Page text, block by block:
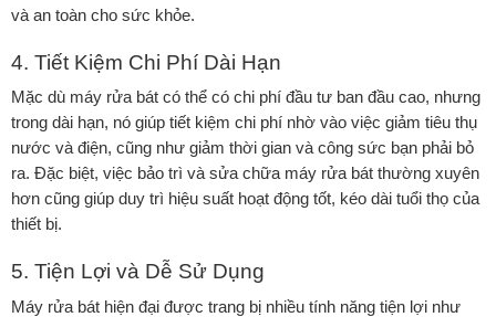
và an toàn cho sức khỏe.
4. Tiết Kiệm Chi Phí Dài Hạn
Mặc dù máy rửa bát có thể có chi phí đầu tư ban đầu cao, nhưng
trong dài hạn, nó giúp tiết kiệm chi phí nhờ vào việc giảm tiêu thụ
nước và điện, cũng như giảm thời gian và công sức bạn phải bỏ
ra. Đặc biệt, việc bảo trì và sửa chữa máy rửa bát thường xuyên
hơn cũng giúp duy trì hiệu suất hoạt động tốt, kéo dài tuổi thọ của
thiết bị.
5. Tiện Lợi và Dễ Sử Dụng
Máy rửa bát hiện đại được trang bị nhiều tính năng tiện lợi như